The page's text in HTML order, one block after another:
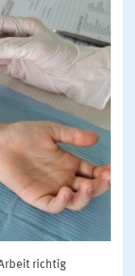
richtig